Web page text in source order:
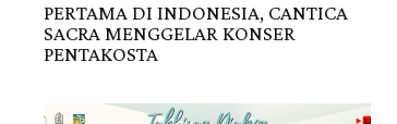
PERTAMA DI INDONESIA, CANTICA
SACRA MENGGELAR KONSER
PENTAKOSTA